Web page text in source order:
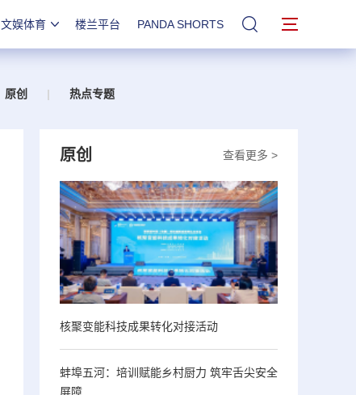
文娱体育 楼兰平台 PANDA SHORTS 站内搜索
原创 | 热点专题
查看更多 >
原创
核聚变能科技成果转化对接活动
蚌埠五河：培训赋能乡村厨力 筑牢舌尖安全
屏障